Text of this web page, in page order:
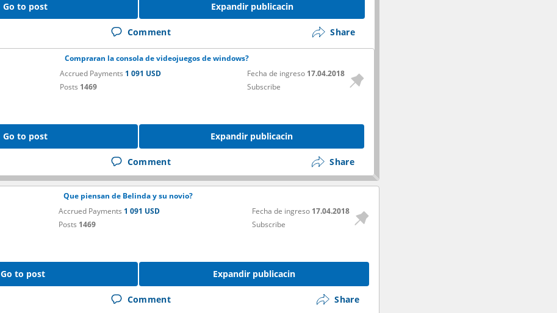
Go to post Expandir publicacin
Comment Share
Compraran la consola de videojuegos de windows?
Accrued Payments 1 091 USD
Posts 1469
Fecha de ingreso 17.04.2018
Subscribe
Go to post Expandir publicacin
Comment Share
Que piensan de Belinda y su novio?
Accrued Payments 1 091 USD
Posts 1469
Fecha de ingreso 17.04.2018
Subscribe
Go to post Expandir publicacin
Comment Share